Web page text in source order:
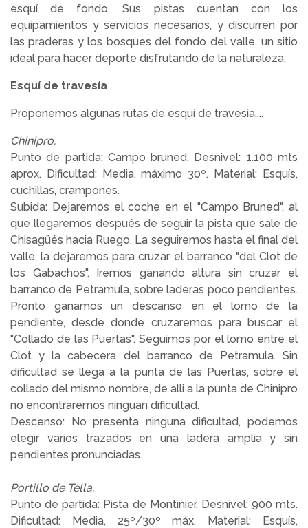
esquí de fondo. Sus pistas cuentan con los
equipamientos y servicios necesarios, y discurren por
las praderas y los bosques del fondo del valle, un sitio
ideal para hacer deporte disfrutando de la naturaleza.
Esquí de travesía
Proponemos algunas rutas de esquí de travesía....
Chinipro.
Punto de partida: Campo bruned. Desnivel: 1.100 mts
aprox. Dificultad: Media, máximo 30º. Material: Esquís,
cuchillas, crampones.
Subida: Dejaremos el coche en el "Campo Bruned", al
que llegaremos después de seguir la pista que sale de
Chisagüés hacia Ruego. La seguiremos hasta el final del
valle, la dejaremos para cruzar el barranco "del Clot de
los Gabachos". Iremos ganando altura sin cruzar el
barranco de Petramula, sobre laderas poco pendientes.
Pronto ganamos un descanso en el lomo de la
pendiente, desde donde cruzaremos para buscar el
"Collado de las Puertas". Seguimos por el lomo entre el
Clot y la cabecera del barranco de Petramula. Sin
dificultad se llega a la punta de las Puertas, sobre el
collado del mismo nombre, de alli a la punta de Chinipro
no encontraremos ninguan dificultad.
Descenso: No presenta ninguna dificultad, podemos
elegir varios trazados en una ladera amplia y sin
pendientes pronunciadas.
Portillo de Tella.
Punto de partida: Pista de Montinier. Desnivel: 900 mts.
Dificultad: Media, 25º/30º máx. Material: Esquís,